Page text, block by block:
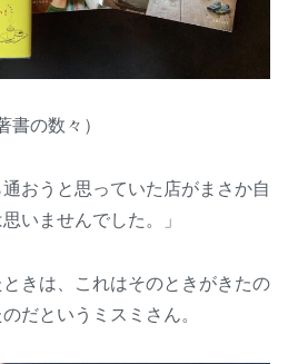
書の数々）
おうと思っていた店がまさか自
いませんでした。」
きは、これはそのときがきたの
だというミスミさん。